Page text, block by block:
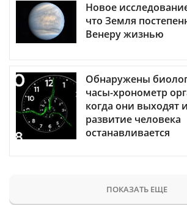
Новое
что Земля
Венеру жизнью
Обнаружены
часы-хронометр
когда они выходят
развитие человека
останавливается
ПОКАЗАТЬ ЕЩЕ